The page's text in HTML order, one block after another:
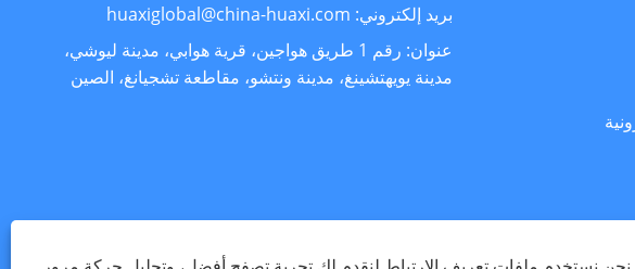
بريد إلكتروني: huaxiglobal@china-huaxi.com
عنوان: رقم 1 طريق هواجين، قرية هوابي، مدينة ليوشي،
مدينة يويهتشينغ، مدينة ونتشو، مقاطعة تشجيانغ، الصين